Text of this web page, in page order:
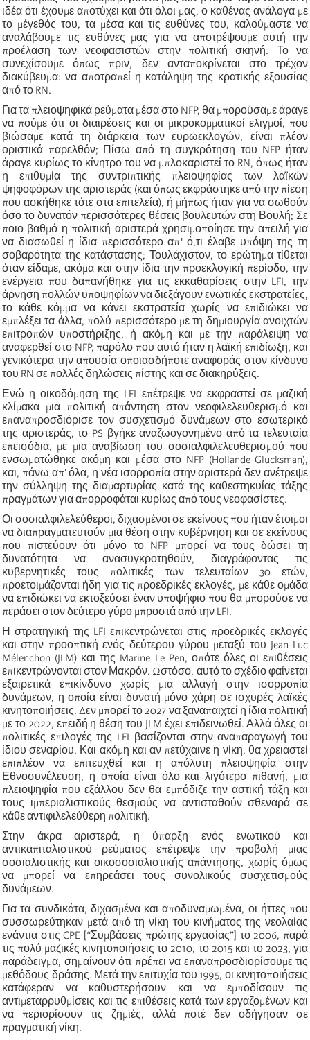
ιδέα ότι έχουμε αποτύχει και ότι όλοι μας, ο καθένας ανάλογα με
το μέγεθός του, τα μέσα και τις ευθύνες του, καλούμαστε να
αναλάβουμε τις ευθύνες μας για να αποτρέψουμε αυτή την
προέλαση των νεοφασιστών στην πολιτική σκηνή. Το να
συνεχίσουμε όπως πριν, δεν ανταποκρίνεται στο τρέχον
διακύβευμα: να αποτραπεί η κατάληψη της κρατικής εξουσίας
από το RN.
Για τα πλειοψηφικά ρεύματα μέσα στο NFP, θα μπορούσαμε άραγε
να πούμε ότι οι διαιρέσεις και οι μικροκομματικοί ελιγμοί, που
βιώσαμε κατά τη διάρκεια των ευρωεκλογών, είναι πλέον
οριστικά παρελθόν; Πίσω από τη συγκρότηση του NFP ήταν
άραγε κυρίως το κίνητρο του να μπλοκαριστεί το RN, όπως ήταν
η επιθυμία της συντριπτικής πλειοψηφίας των λαϊκών
ψηφοφόρων της αριστεράς (και όπως εκφράστηκε από την πίεση
που ασκήθηκε τότε στα επιτελεία), ή μήπως ήταν για να σωθούν
όσο το δυνατόν περισσότερες θέσεις βουλευτών στη Βουλή; Σε
ποιο βαθμό η πολιτική αριστερά χρησιμοποίησε την απειλή για
να διασωθεί η ίδια περισσότερο απ' ό,τι έλαβε υπόψη της τη
σοβαρότητα της κατάστασης; Τουλάχιστον, το ερώτημα τίθεται
όταν είδαμε, ακόμα και στην ίδια την προεκλογική περίοδο, την
ενέργεια που δαπανήθηκε για τις εκκαθαρίσεις στην LFI, την
άρνηση πολλών υποψηφίων να διεξάγουν ενωτικές εκστρατείες,
το κάθε κόμμα να κάνει εκστρατεία χωρίς να επιδιώκει να
εμπλέξει τα άλλα, πολύ περισσότερο με τη δημιουργία ανοιχτών
επιτροπών υποστήριξης, ή ακόμη και με την παράλειψη να
αναφερθεί στο NFP, παρόλο που αυτό ήταν η λαϊκή επιδίωξη, και
γενικότερα την απουσία οποιασδήποτε αναφοράς στον κίνδυνο
του RN σε πολλές δηλώσεις πίστης και σε διακηρύξεις.
Ενώ η οικοδόμηση της LFI επέτρεψε να εκφραστεί σε μαζική
κλίμακα μια πολιτική απάντηση στον νεοφιλελευθερισμό και
επαναπροσδιόρισε τον συσχετισμό δυνάμεων στο εσωτερικό
της αριστεράς, το PS βγήκε αναζωογονημένο από τα τελευταία
επεισόδια, με μια αναβίωση του σοσιαλφιλελευθερισμού που
ενσωματώθηκε ακόμη και μέσα στο NFP (Hollande-Glucksman),
και, πάνω απ' όλα, η νέα ισορροπία στην αριστερά δεν ανέτρεψε
την σύλληψη της διαμαρτυρίας κατά της καθεστηκυίας τάξης
πραγμάτων για απορροφάται κυρίως από τους νεοφασίστες.
Οι σοσιαλφιλελεύθεροι, διχασμένοι σε εκείνους που ήταν έτοιμοι
να διαπραγματευτούν μια θέση στην κυβέρνηση και σε εκείνους
που πιστεύουν ότι μόνο το NFP μπορεί να τους δώσει τη
δυνατότητα να ανασυγκροτηθούν, διαγράφοντας τις
κυβερνητικές τους πολιτικές των τελευταίων 30 ετών,
προετοιμάζονται ήδη για τις προεδρικές εκλογές, με κάθε ομάδα
να επιδιώκει να εκτοξεύσει έναν υποψήφιο που θα μπορούσε να
περάσει στον δεύτερο γύρο μπροστά από την LFI.
Η στρατηγική της LFI επικεντρώνεται στις προεδρικές εκλογές
και στην προοπτική ενός δεύτερου γύρου μεταξύ του Jean-Luc
Mélenchon (JLM) και της Marine Le Pen, οπότε όλες οι επιθέσεις
επικεντρώνονται στον Μακρόν. Ωστόσο, αυτό το σχέδιο φαίνεται
εξαιρετικά επικίνδυνο χωρίς μια αλλαγή στην ισορροπία
δυνάμεων, η οποία είναι δυνατή μόνο χάρη σε ισχυρές λαϊκές
κινητοποιήσεις. Δεν μπορεί το 2027 να ξαναπαιχτεί η ίδια πολιτική
με το 2022, επειδή η θέση του JLM έχει επιδεινωθεί. Αλλά όλες οι
πολιτικές επιλογές της LFI βασίζονται στην αναπαραγωγή του
ίδιου σεναρίου. Και ακόμη και αν πετύχαινε η νίκη, θα χρειαστεί
επιπλέον να επιτευχθεί και η απόλυτη πλειοψηφία στην
Εθνοσυνέλευση, η οποία είναι όλο και λιγότερο πιθανή, μια
πλειοψηφία που εξάλλου δεν θα εμπόδιζε την αστική τάξη και
τους ιμπεριαλιστικούς θεσμούς να αντισταθούν σθεναρά σε
κάθε αντιφιλελεύθερη πολιτική.
Στην άκρα αριστερά, η ύπαρξη ενός ενωτικού και
αντικαπιταλιστικού ρεύματος επέτρεψε την προβολή μιας
σοσιαλιστικής και οικοσοσιαλιστικής απάντησης, χωρίς όμως
να μπορεί να επηρεάσει τους συνολικούς συσχετισμούς
δυνάμεων.
Για τα συνδικάτα, διχασμένα και αποδυναμωμένα, οι ήττες που
συσσωρεύτηκαν μετά από τη νίκη του κινήματος της νεολαίας
ενάντια στις CPE [“Συμβάσεις πρώτης εργασίας”] το 2006, παρά
τις πολύ μαζικές κινητοποιήσεις το 2010, το 2015 και το 2023, για
παράδειγμα, σημαίνουν ότι πρέπει να επαναπροσδιορίσουμε τις
μεθόδους δράσης. Μετά την επιτυχία του 1995, οι κινητοποιήσεις
κατάφεραν να καθυστερήσουν και να εμποδίσουν τις
αντιμεταρρυθμίσεις και τις επιθέσεις κατά των εργαζομένων και
να περιορίσουν τις ζημιές, αλλά ποτέ δεν οδήγησαν σε
πραγματική νίκη.